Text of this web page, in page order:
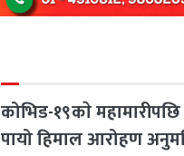
कोभिड-१९काे
पायो हिमाल आरोहण